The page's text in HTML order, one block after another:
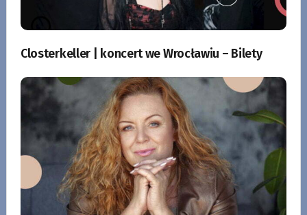
Closterkeller | koncert we Wrocławiu – Bilety